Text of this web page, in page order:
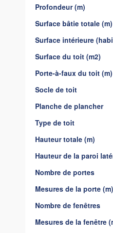
Profondeur (m)
Surface bâtie totale (m)
Surface intérieure
Surface du toit (m2)
Porte-à-faux du toit (m)
Socle de toit
Planche de plancher
Type de toit
Hauteur totale (m)
Hauteur de la paroi
Nombre de portes
Mesures de la porte (m)
Nombre de fenêtres
Mesures de la fenêtre